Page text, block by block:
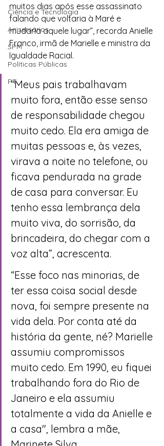
Ciência e Tecnologia
Anisersários
SPM
Políticas Públicas
PT
muitos dias após esse assassinato
falando que voltaria à Maré e
mudaria aquele lugar”, recorda Anielle
Franco, irmã de Marielle e ministra da
Igualdade Racial.
“Meus pais trabalhavam
muito fora, então esse senso
de responsabilidade chegou
muito cedo. Ela era amiga de
muitas pessoas e, às vezes,
virava a noite no telefone, ou
ficava pendurada na grade
de casa para conversar. Eu
tenho essa lembrança dela
muito viva, do sorrisão, da
brincadeira, do chegar com a
voz alta”, acrescenta.
“Esse foco nas minorias, de
ter essa coisa social desde
nova, foi sempre presente na
vida dela. Por conta até da
história da gente, né? Marielle
assumiu compromissos
muito cedo. Em 1990, eu fiquei
trabalhando fora do Rio de
Janeiro e ela assumiu
totalmente a vida da Anielle e
a casa", lembra a mãe,